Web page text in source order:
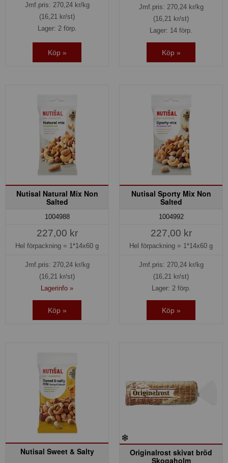
Jmf.pris: 270,24kr/kg
(16,21 kr/st)
Lager: 2 förp.
Köp »
Jmf.pris: 270,24kr/kg
(16,21 kr/st)
Lager: 14 förp.
Köp »
Nutisal Natural Mix Non
Salted
1004988
227,00 kr
Hel förpackning = 1*14x60 g
Jmf.pris: 270,24kr/kg
(16,21 kr/st)
Lagerinfo »
Köp »
Nutisal Sporty Mix Non
Salted
1004992
227,00 kr
Hel förpackning = 1*14x60 g
Jmf.pris: 270,24kr/kg
(16,21 kr/st)
Lager: 2 förp.
Köp »
Nutisal Sweet & Salty
Originalrost skivat bröd
Skogaholm